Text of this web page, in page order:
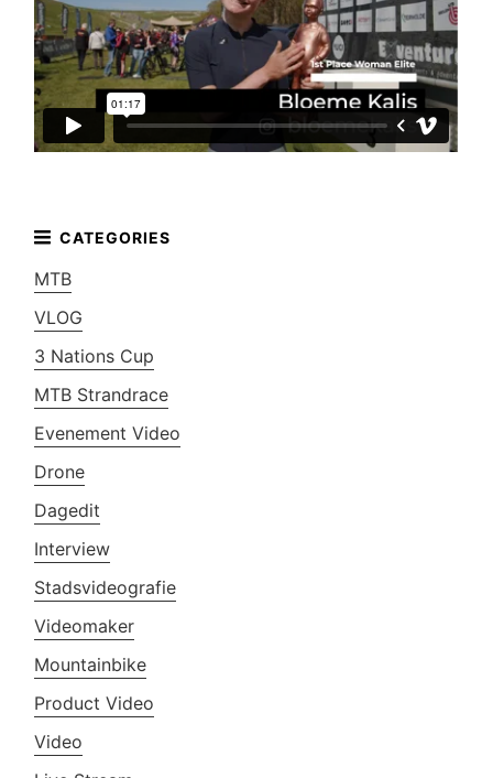
MTB
VLOG
3 Nations Cup
MTB Strandrace
Evenement Video
Drone
Dagedit
Interview
Stadsvideografie
Videomaker
Mountainbike
Product Video
Video